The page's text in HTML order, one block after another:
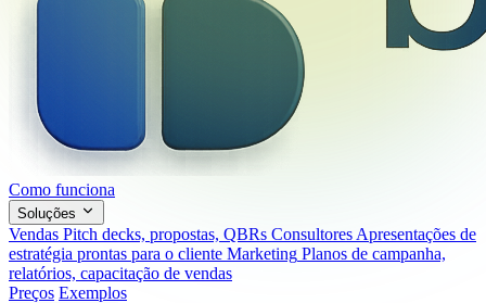
Como funciona
Soluções
Vendas Pitch decks, propostas, QBRs Consultores Apresentações de
estratégia prontas para o cliente Marketing Planos de campanha,
relatórios, capacitação de vendas
Preços Exemplos